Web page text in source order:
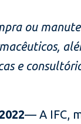
ou
e
— A IFC,